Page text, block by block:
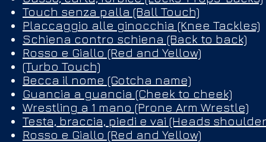
Touch senza palla (Ball Touch)
Placcaggio alle ginocchia (Knee Tackles)
Schiena contro schiena (Back to back)
Rosso e Giallo (Red and Yellow)
(Turbo Touch)
Becca il nome (Gotcha name)
Guancia a guancia (Cheek to cheek)
Wrestling a 1 mano (Prone Arm Wrestle)
Testa, braccia, piedi e vai (Heads
Rosso e Giallo (Red and Yellow)